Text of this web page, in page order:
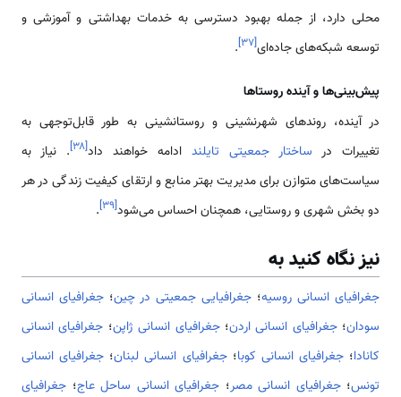
محلی دارد، از جمله بهبود دسترسی به خدمات بهداشتی و آموزشی و
توسعه شبکه‌های جاده‌ای[۳۷]
.
پیش‌بینی‌ها و آینده روستاها
در آینده، روندهای شهرنشینی و روستانشینی به طور قابل‌توجهی به
تغییرات در ساختار جمعیتی تایلند ادامه خواهند داد[۳۸]. نیاز به
سیاست‌های متوازن برای مدیریت بهتر منابع و ارتقای کیفیت زندگی در هر
دو بخش شهری و روستایی، همچنان احساس می‌شود[۳۹]
.
نیز نگاه کنید به
جغرافیای انسانی روسیه؛ جغرافیایی جمعیتی در چین؛ جغرافیای انسانی
سودان؛جغرافیای انسانی اردن؛جغرافیای انسانی ژاپن؛ جغرافیای انسانی
کانادا؛جغرافیای انسانی کوبا؛جغرافیای انسانی لبنان؛ جغرافیای انسانی
تونس؛جغرافیای انسانی مصر؛ جغرافیای انسانی ساحل عاج؛ جغرافیای